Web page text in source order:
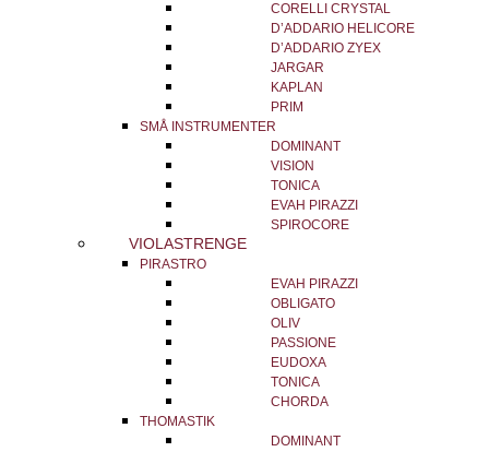
CORELLI CRYSTAL
D’ADDARIO HELICORE
D’ADDARIO ZYEX
JARGAR
KAPLAN
PRIM
SMÅ INSTRUMENTER
DOMINANT
VISION
TONICA
EVAH PIRAZZI
SPIROCORE
VIOLASTRENGE
PIRASTRO
EVAH PIRAZZI
OBLIGATO
OLIV
PASSIONE
EUDOXA
TONICA
CHORDA
THOMASTIK
DOMINANT